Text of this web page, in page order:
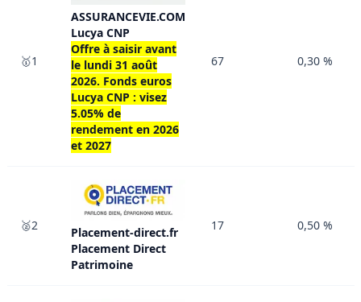
🥇1
ASSURANCEVIE.COM
Lucya CNP
Offre à saisir avant
le lundi 31 août
2026. Fonds euros
Lucya CNP : visez
5.05% de
rendement en 2026
et 2027
67 0,30 %
🥈2
Placement-direct.fr
Placement Direct
Patrimoine
17 0,50 %